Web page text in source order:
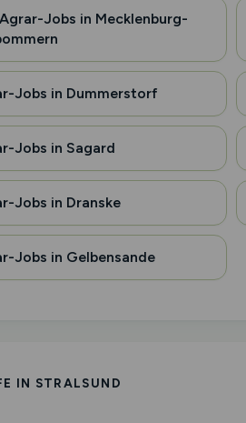
Jobs in Mecklenburg-
Jobs in Dummerstorf
Jobs in Sagard
Jobs in Dranske
Jobs in Gelbensande
IN STRALSUND